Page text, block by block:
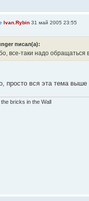
Ivan.Rybin31 май 2005 23:55
писал(а):
все-таки надо обращаться
просто вся эта тема выше
bricks in the Wall